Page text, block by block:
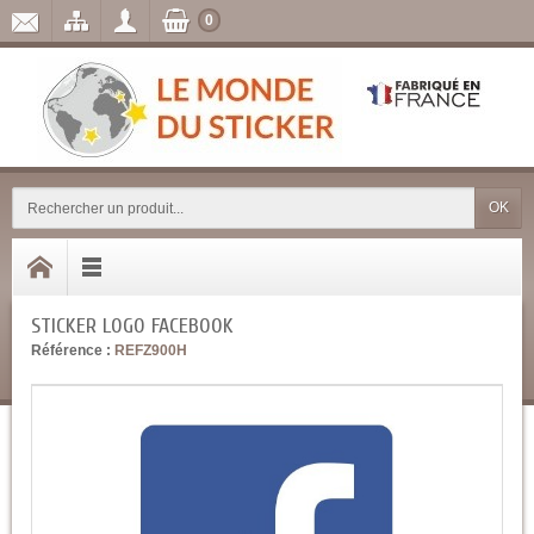
OK
0
STICKER LOGO FACEBOOK
Référence : REFZ900H